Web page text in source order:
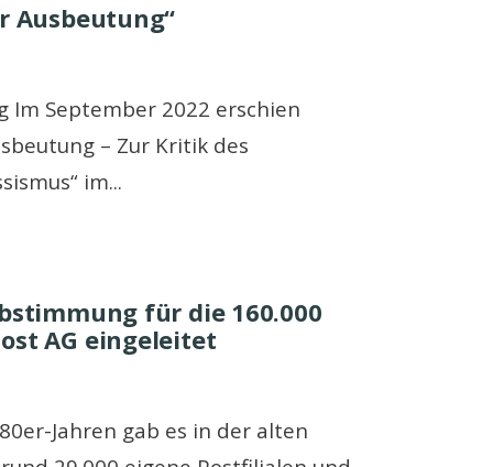
Ausbeutung“
Im September 2022 erschien
– Zur Kritik des
im...
für die 160.000
AG eingeleitet
Jahren gab es in der alten